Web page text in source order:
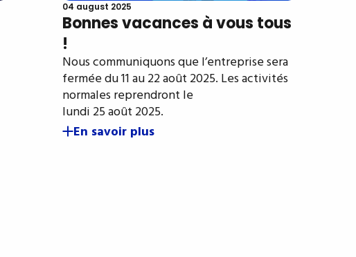
04 august 2025
Bonnes vacances à vous tous
!
Nous communiquons que l’entreprise sera
fermée du 11 au 22 août 2025. Les activités
normales reprendront le
lundi 25 août 2025.
En savoir plus